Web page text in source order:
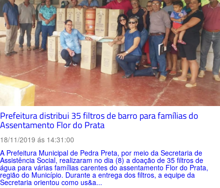
Prefeitura distribui 35 filtros de barro para famílias do
Assentamento Flor do Prata
18/11/2019 ás 14:31:00
A Prefeitura Municipal de Pedra Preta, por meio da Secretaria de
Assistência Social, realizaram no dia (8) a doação de 35 filtros de
água para várias famílias carentes do assentamento Flor do Prata,
região do Município. Durante a entrega dos filtros, a equipe da
Secretaria orientou como us&a...